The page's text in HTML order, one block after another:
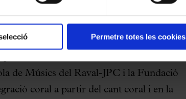
Permetre totes les cookies
les 18h
de Músics del Raval-JPC i la Fundació
coral a partir del cant coral i en la